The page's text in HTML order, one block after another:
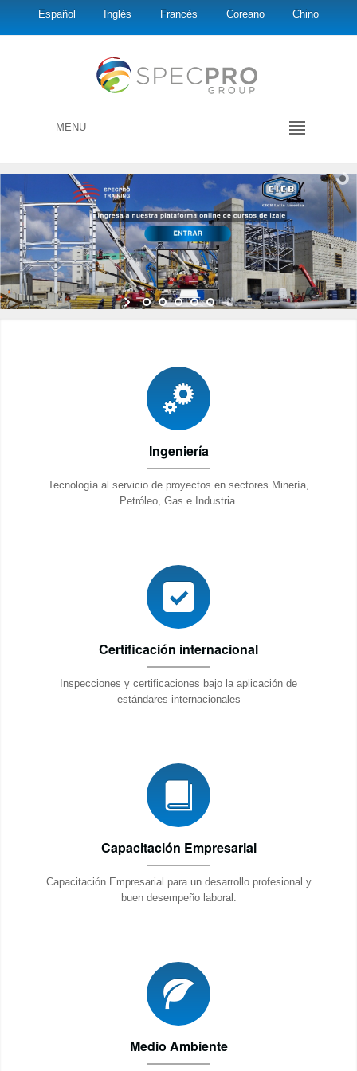
Español Inglés Francés Coreano Chino
MENU
Ingeniería
Tecnología al servicio de proyectos en sectores Minería,
Petróleo, Gas e Industria.
Certificación internacional
Inspecciones y certificaciones bajo la aplicación de
estándares internacionales
Capacitación Empresarial
Capacitación Empresarial para un desarrollo profesional y
buen desempeño laboral.
Medio Ambiente